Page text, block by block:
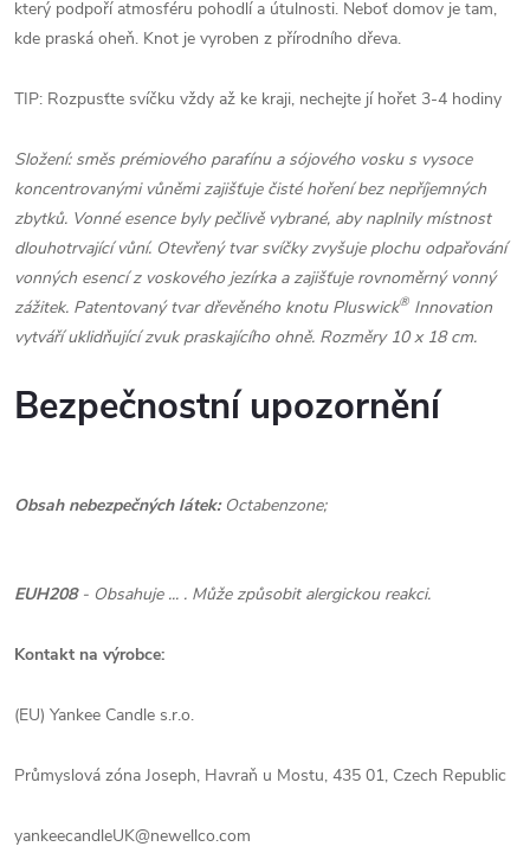
který podpoří atmosféru pohodlí a útulnosti. Neboť domov je tam,
kde praská oheň. Knot je vyroben z přírodního dřeva.
TIP: Rozpusťte svíčku vždy až ke kraji, nechejte jí hořet 3-4 hodiny
Složení: směs prémiového parafínu a sójového vosku s vysoce
koncentrovanými vůněmi zajišťuje čisté hoření bez nepříjemných
zbytků. Vonné esence byly pečlivě vybrané, aby naplnily místnost
dlouhotrvající vůní. Otevřený tvar svíčky zvyšuje plochu odpařování
vonných esencí z voskového jezírka a zajišťuje rovnoměrný vonný
zážitek. Patentovaný tvar dřevěného knotu Pluswick® Innovation
vytváří uklidňující zvuk praskajícího ohně. Rozměry 10 x 18 cm.
Bezpečnostní upozornění
Obsah nebezpečných látek:Octabenzone;
EUH208- Obsahuje ... . Může způsobit alergickou reakci.
Kontakt na výrobce:
(EU) Yankee Candle s.r.o.
Průmyslová zóna Joseph, Havraň u Mostu, 435 01, Czech Republic
yankeecandleUK@newellco.com